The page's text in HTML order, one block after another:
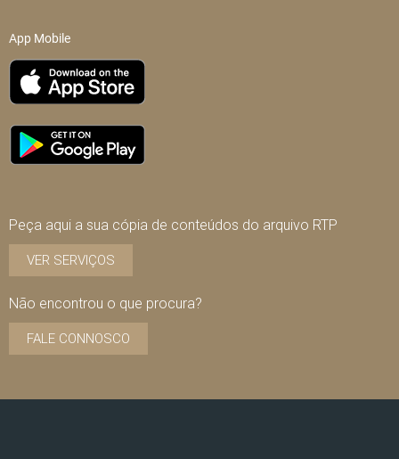
App Mobile
Peça aqui a sua cópia de conteúdos do arquivo RTP
VER SERVIÇOS
Não encontrou o que procura?
FALE CONNOSCO